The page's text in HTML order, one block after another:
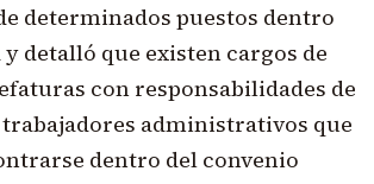
determinados puestos dentro
y detalló que existen cargos de
con responsabilidades de
administrativos que
dentro del convenio